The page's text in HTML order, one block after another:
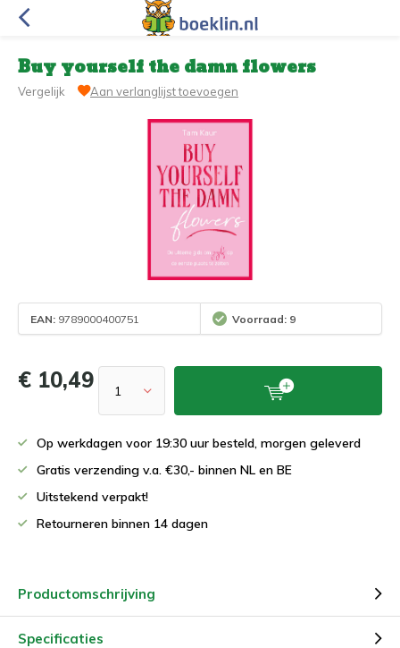
Buy yourself the damn flowers
Vergelijk Aan verlanglijst toevoegen
EAN: 9789000400751 Voorraad: 9
€ 10,49
Op werkdagen voor 19:30 uur besteld, morgen geleverd
Gratis verzending v.a. €30,- binnen NL en BE
Uitstekend verpakt!
Retourneren binnen 14 dagen
Productomschrijving
Specificaties